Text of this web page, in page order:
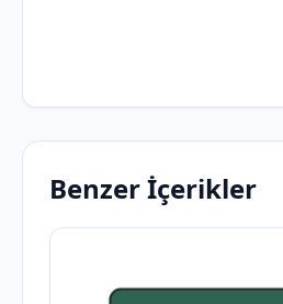
Benzer İçerikler